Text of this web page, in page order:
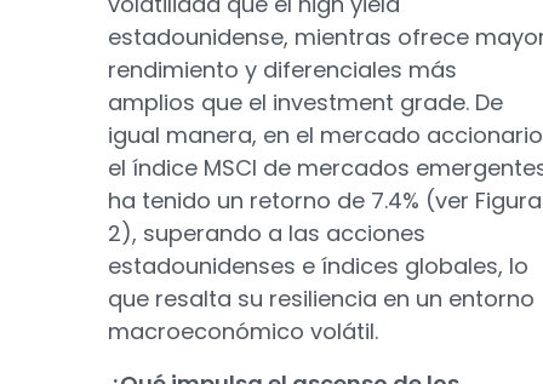
estadounidense, mientras ofrece
rendimiento y diferenciales más
amplios que el investment grade. De
igual manera, en el mercado
el índice MSCI de mercados
ha tenido un retorno de 7.4% (ver Figura
2), superando a las acciones
estadounidenses e índices globales, lo
que resalta su resiliencia en un entorno
macroeconómico volátil.